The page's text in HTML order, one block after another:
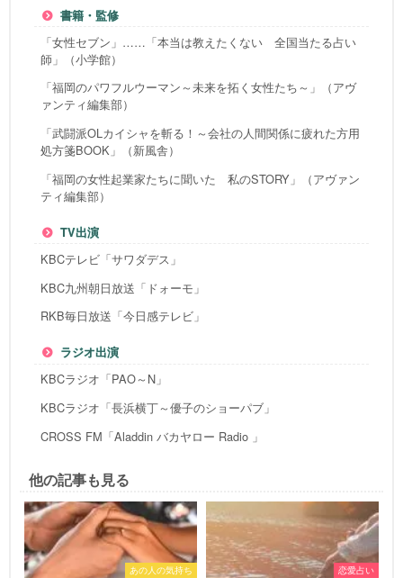
書籍・監修
「女性セブン」……「本当は教えたくない 全国当たる占い
師」（小学館）
「福岡のパワフルウーマン～未来を拓く女性たち～」（アヴ
ァンティ編集部）
「武闘派OLカイシャを斬る！～会社の人間関係に疲れた方用
処方箋BOOK」（新風舎）
「福岡の女性起業家たちに聞いた 私のSTORY」（アヴァン
ティ編集部）
TV出演
KBCテレビ「サワダデス」
KBC九州朝日放送「ドォーモ」
RKB毎日放送「今日感テレビ」
ラジオ出演
KBCラジオ「PAO～N」
KBCラジオ「長浜横丁～優子のショーパブ」
CROSS FM「Aladdin バカヤロー Radio 」
他の記事も見る
あの人の気持ち 恋愛占い